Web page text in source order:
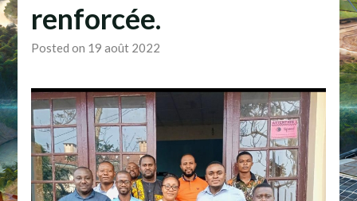
renforcée.
Posted on 19 août 2022